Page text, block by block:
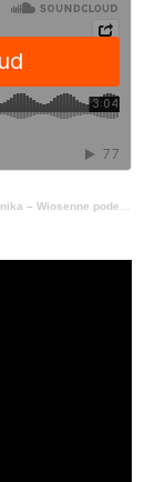
podejscie do uprawy rzepaku.